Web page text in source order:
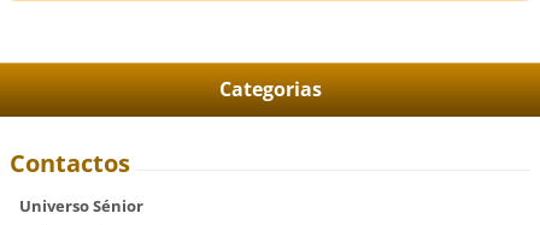
Categorias
Contactos
Universo Sénior